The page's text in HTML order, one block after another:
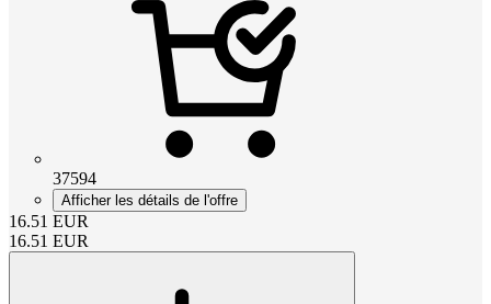
37594
Afficher les détails de l'offre
16.51 EUR
16.51 EUR